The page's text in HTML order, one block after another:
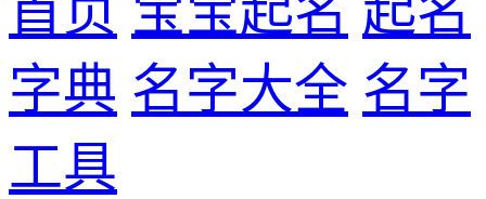
字典 名字大全 名字
工具